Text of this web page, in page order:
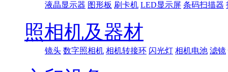
液晶显示器 图形板 刷卡机 LED显示屏 条码扫描器
照相机及器材
镜头 数字照相机 相机转接环 闪光灯 相机电池 滤镜